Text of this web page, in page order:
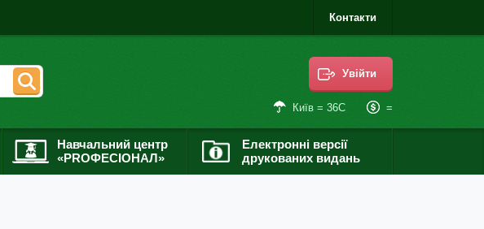
Контакти
Увійти
Київ = 36С =
Навчальний центр
«PROФЕСІОНАЛ»
Електронні версії
друкованих видань